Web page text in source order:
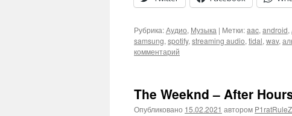
Рубрика:Аудио, Музыка | Метки:aac, android,
samsung, spotify, streaming audio, tidal, wav,
комментарий
The Weeknd – After
Опубликовано 15.02.2021 автором